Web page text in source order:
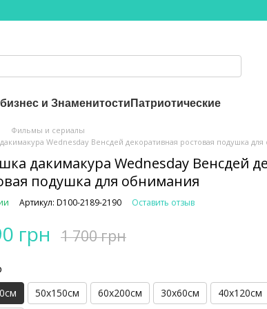
и Знаменитости Патриотические
Фильмы и сериалы
Wednesday Венсдей декоративная ростовая подушка
дакимакура Wednesday Венсдей
подушка для обнимания
Артикул: D100-2189-2190 Оставить отзыв
грн 1 700 грн
50х150см 60х200см 30х60см 40х120см